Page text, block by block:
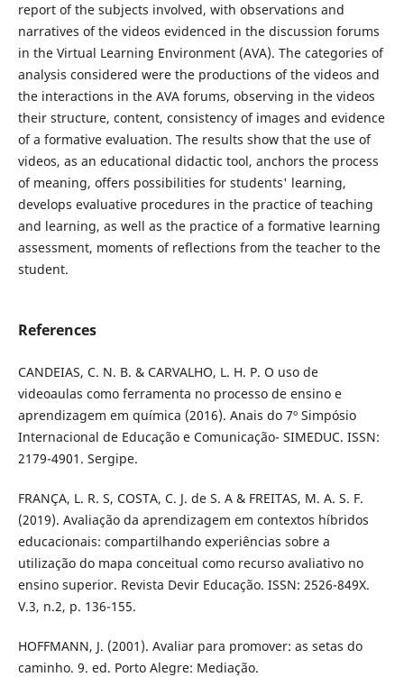
report of the subjects involved, with observations and
narratives of the videos evidenced in the discussion forums
in the Virtual Learning Environment (AVA). The categories of
analysis considered were the productions of the videos and
the interactions in the AVA forums, observing in the videos
their structure, content, consistency of images and evidence
of a formative evaluation. The results show that the use of
videos, as an educational didactic tool, anchors the process
of meaning, offers possibilities for students' learning,
develops evaluative procedures in the practice of teaching
and learning, as well as the practice of a formative learning
assessment, moments of reflections from the teacher to the
student.
References
CANDEIAS, C. N. B. & CARVALHO, L. H. P. O uso de
videoaulas como ferramenta no processo de ensino e
aprendizagem em química (2016). Anais do 7º Simpósio
Internacional de Educação e Comunicação- SIMEDUC. ISSN:
2179-4901. Sergipe.
FRANÇA, L. R. S, COSTA, C. J. de S. A & FREITAS, M. A. S. F.
(2019). Avaliação da aprendizagem em contextos híbridos
educacionais: compartilhando experiências sobre a
utilização do mapa conceitual como recurso avaliativo no
ensino superior. Revista Devir Educação. ISSN: 2526-849X.
V.3, n.2, p. 136-155.
HOFFMANN, J. (2001). Avaliar para promover: as setas do
caminho. 9. ed. Porto Alegre: Mediação.